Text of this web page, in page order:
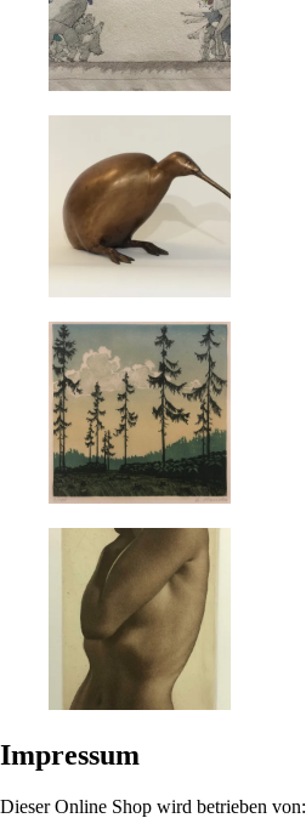
Impressum
Dieser Online Shop wird betrieben von: